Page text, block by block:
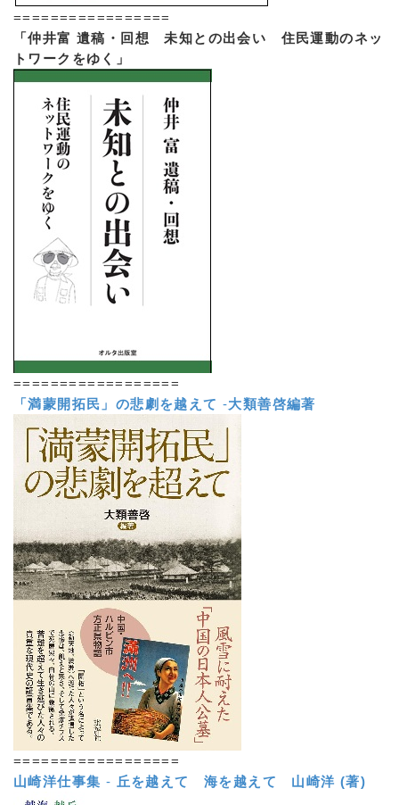
=================
「仲井富 遺稿・回想 未知との出会い 住民運動のネッ
トワークをゆく」
==================
「満蒙開拓民」の悲劇を越えて -大類善啓編著
==================
山崎洋仕事集 - 丘を越えて 海を越えて 山崎洋 (著)